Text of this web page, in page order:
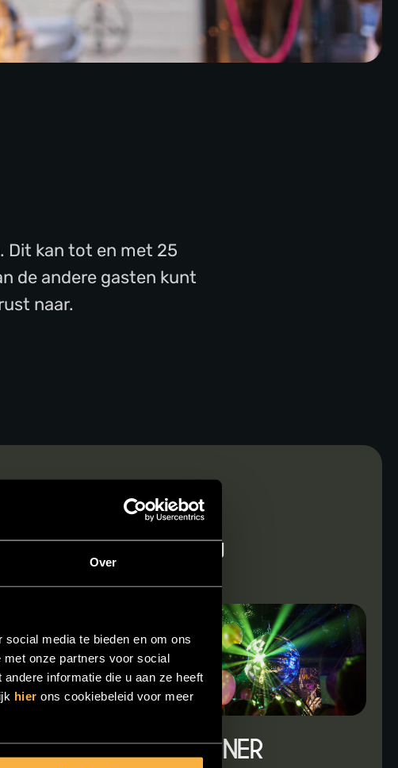
Over
media te bieden en om ons
onze partners voor social
informatie die u aan ze heeft
hier ons cookiebeleid voor meer
Dit kan tot en met 25
de andere gasten kunt
naar.
EEN
ORGANISEERT. BIJ
21 DINER